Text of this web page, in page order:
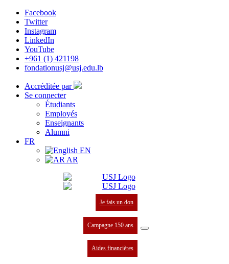
Facebook
Twitter
Instagram
LinkedIn
YouTube
+961 (1) 421198
fondationusj@usj.edu.lb
Accréditée par
Se connecter
Étudiants
Employés
Enseignants
Alumni
FR
EN
AR
Je fais un don
Campagne 150 ans
Aides financières